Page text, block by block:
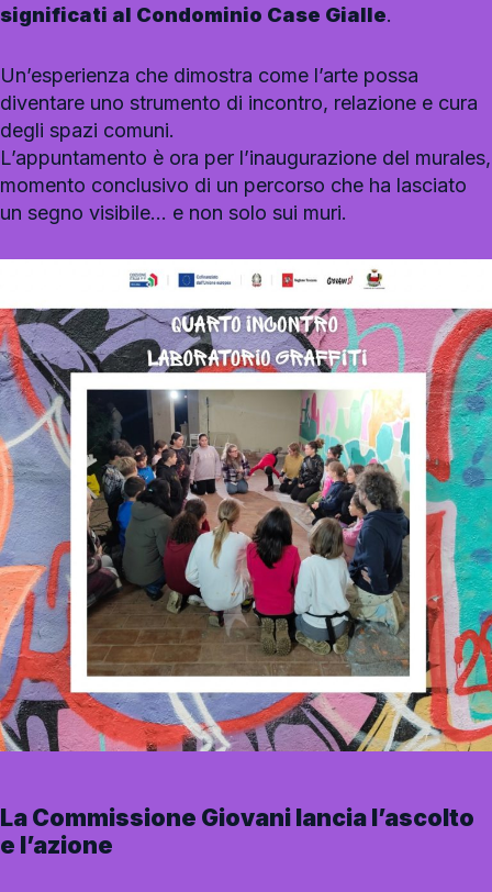
significati al Condominio Case Gialle.
Un’esperienza che dimostra come l’arte possa
diventare uno strumento di incontro, relazione e cura
degli spazi comuni.
L’appuntamento è ora per l’inaugurazione del murales,
momento conclusivo di un percorso che ha lasciato
un segno visibile… e non solo sui muri.
La Commissione Giovani lancia l’ascolto
e l’azione